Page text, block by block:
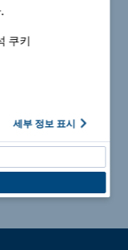
쿠키
세부 정보 표시
규격은 주문 생산.